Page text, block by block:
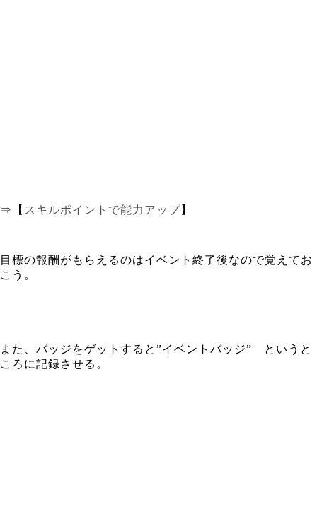
⇒【 スキルポイントで能力アップ】
目標の報酬がもらえるのはイベント終了後なので覚えてお
こう。
また、バッジをゲットすると”イベントバッジ” というと
ころに記録させる。